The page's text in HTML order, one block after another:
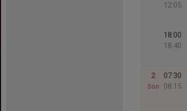
12:05
18:00
18:40
2
Sön
07:30
08:15